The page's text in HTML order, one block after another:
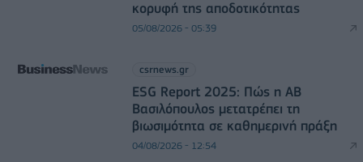
κορυφή της αποδοτικότητας
05/08/2026 - 05:39
csrnews.gr
ESG Report 2025: Πώς η ΑΒ
Βασιλόπουλος μετατρέπει τη
βιωσιμότητα σε καθημερινή πράξη
04/08/2026 - 12:54